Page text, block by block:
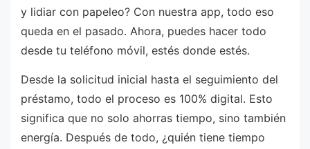
y lidiar con papeleo? Con nuestra app, todo eso
queda en el pasado. Ahora, puedes hacer todo
desde tu teléfono móvil, estés donde estés.
Desde la solicitud inicial hasta el seguimiento del
préstamo, todo el proceso es 100% digital. Esto
significa que no solo ahorras tiempo, sino también
energía. Después de todo, ¿quién tiene tiempo